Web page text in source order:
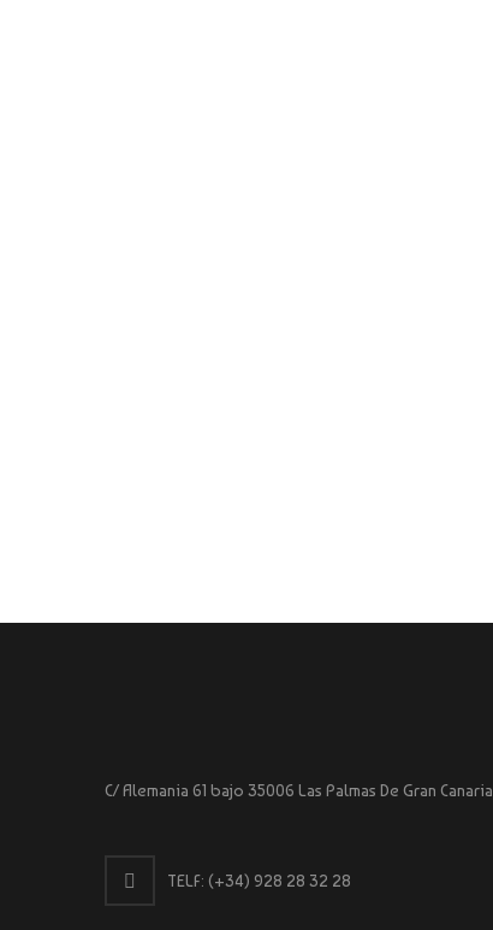
C/ Alemania 61 bajo 35006 Las Palmas De Gran Canaria
TELF: (+34) 928 28 32 28